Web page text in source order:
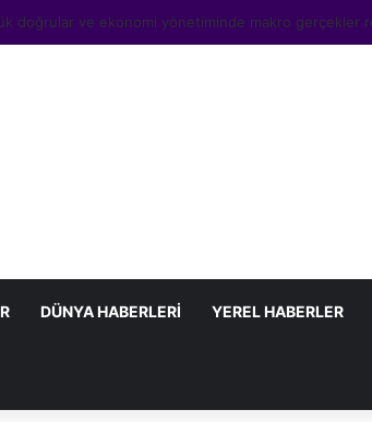
enflasyon mücadele programı sonuçları ve tüm
DÜNYA HABERLERI YEREL HABERLER